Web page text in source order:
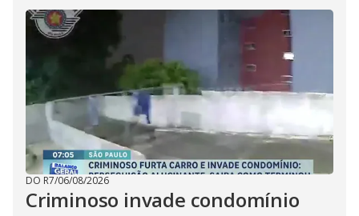
DO R7/06/08/2026
Criminoso invade condomínio